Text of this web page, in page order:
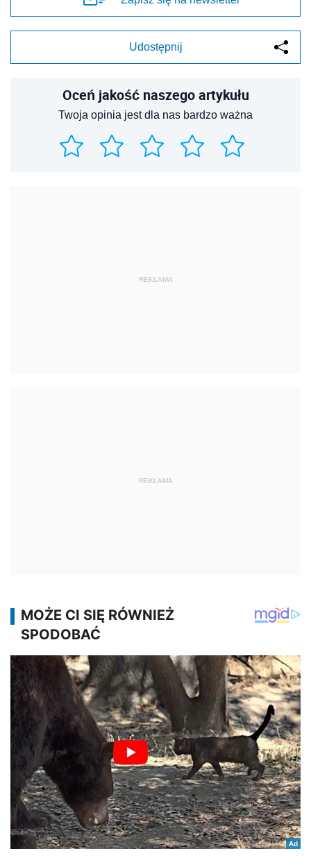
Udostępnij
Oceń jakość naszego artykułu
Twoja opinia jest dla nas bardzo ważna
REKLAMA
REKLAMA